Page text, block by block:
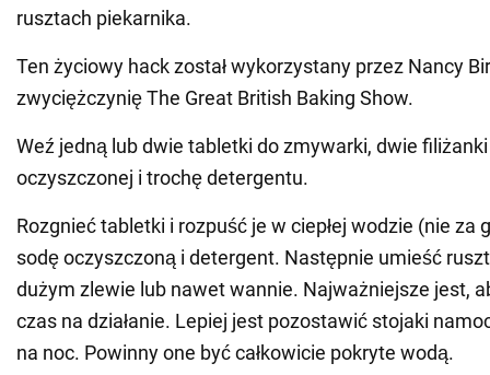
rusztach piekarnika.
Ten życiowy hack został wykorzystany przez Nancy
zwyciężczynię The Great British Baking Show.
Weź jedną lub dwie tabletki do zmywarki, dwie
oczyszczonej i trochę detergentu.
Rozgnieć tabletki i rozpuść je w ciepłej wodzie (nie za
sodę oczyszczoną i detergent. Następnie umieść
dużym zlewie lub nawet wannie. Najważniejsze jest,
czas na działanie. Lepiej jest pozostawić stojaki
na noc. Powinny one być całkowicie pokryte wodą.